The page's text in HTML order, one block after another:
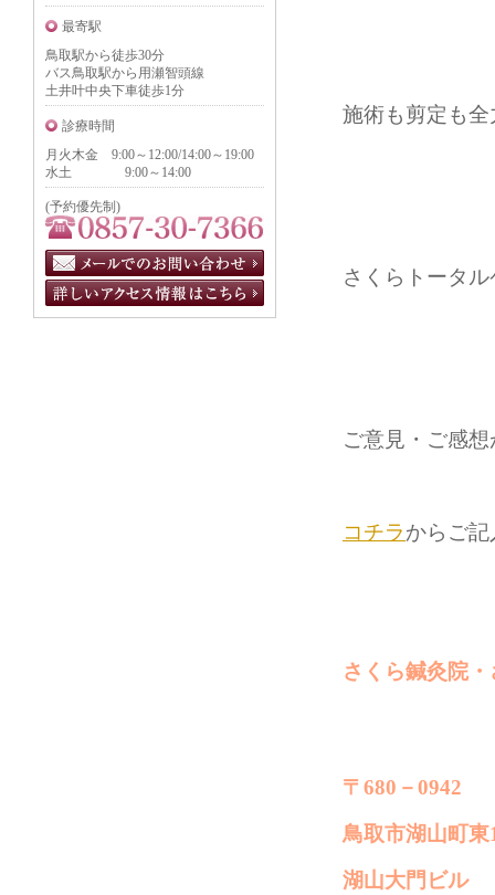
施術も剪定も
さくらトータ
ご意見・ご感
コチラからご
さくら鍼灸院
〒680－0942
鳥取市湖山町東
湖山大門ビル
最寄駅
鳥取駅から徒歩30分
バス鳥取駅から用瀬智頭線
土井叶中央下車徒歩1分
診療時間
月火木金 9:00～12:00/14:00～19:00
水土 9:00～14:00
(予約優先制)